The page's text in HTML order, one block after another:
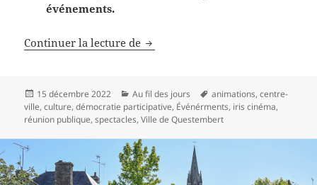
événements.
Continuer la lecture de Frimaire,
Publié
le
15 décembre 2022 Catégories
Au fil des jours
Mots-
clés
animations,centre-
ville,culture,démocratie participative, Événérments, iris cinéma,
réunion publique,spectacles,Ville de Questembert